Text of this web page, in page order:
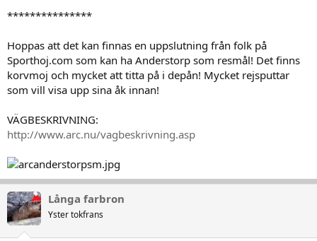
***************
Hoppas att det kan finnas en uppslutning från folk på
Sporthoj.com som kan ha Anderstorp som resmål! Det finns
korvmoj och mycket att titta på i depån! Mycket rejsputtar
som vill visa upp sina åk innan!
VÄGBESKRIVNING:
http://www.arc.nu/vagbeskrivning.asp
Långa farbron
Yster tokfrans